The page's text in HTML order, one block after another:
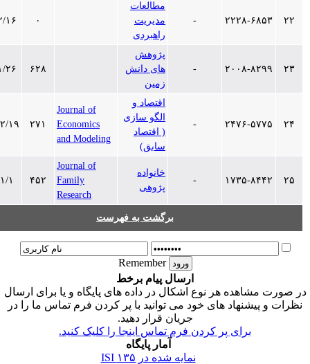
۲۲۲۸-۶۸۵۳ -
مطالعات
مدیریت
۱۳۹۷/۲/۱۶
۲۰۰۸-۸۲۹۹ -
های دانش
۱۳۹۷/۱/۲۶
۲۴۷۶-۵۷۷۵ -
الگو سازی
Journal of
Economics
and Modeling
۲۷۱ ۱۳۹۶/۱۲/۱۹
۱۷۳۵-۸۴۴۲ -
Journal of
Research
۴۵۲ ۱۳۹۶/۱/۱
برگشت به فهرست
Remember
ارسال پیام برخط
مشاهده هر نوع اشکال در داده های پایگاه و یا برای ارسال
و پیشنهاد های خود می توانید با پر کردن فرم تماس ما را در
جریان قرار دهید.
برای پر کردن فرم تماس اینجا را کلیک کنید.
آمار پایگاه
نمایه شده در ISI۱۳۵